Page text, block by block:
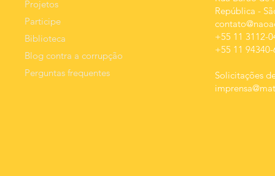
Projetos
Participe
Biblioteca
Blog contra a corrupção
Perguntas frequentes
República -
+55 11 3112-
+55 11
Solicitações